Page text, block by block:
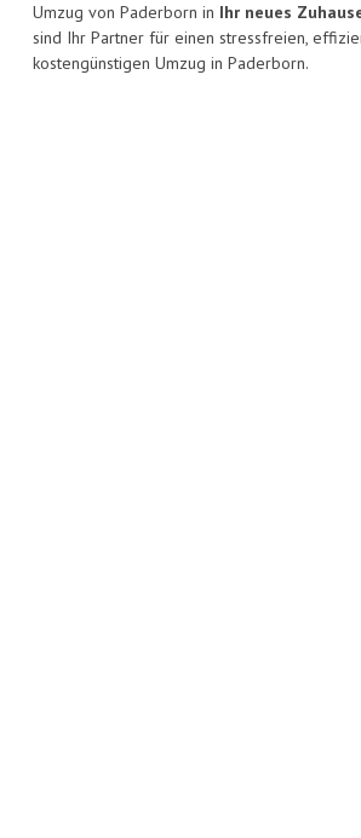
Umzug von Paderborn in Ihr neues
sind Ihr Partner für einen stressfreien,
kostengünstigen Umzug in Paderborn.